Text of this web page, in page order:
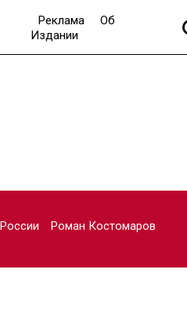
Реклама
Об
Издании
Роман Костомаров